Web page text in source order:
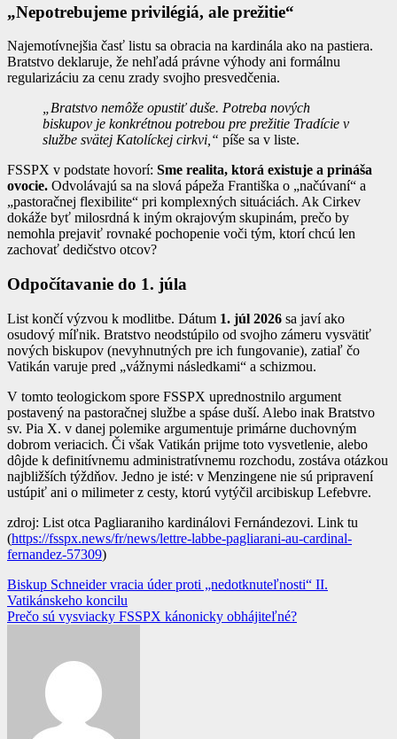
„Nepotrebujeme privilégiá, ale prežitie“
Najemotívnejšia časť listu sa obracia na kardinála ako na pastiera.
Bratstvo deklaruje, že nehľadá právne výhody ani formálnu
regularizáciu za cenu zrady svojho presvedčenia.
„Bratstvo nemôže opustiť duše. Potreba nových
biskupov je konkrétnou potrebou pre prežitie Tradície v
službe svätej Katolíckej cirkvi,“ píše sa v liste.
FSSPX v podstate hovorí: Sme realita, ktorá existuje a prináša
ovocie. Odvolávajú sa na slová pápeža Františka o „načúvaní“ a
„pastoračnej flexibilite“ pri komplexných situáciách. Ak Cirkev
dokáže byť milosrdná k iným okrajovým skupinám, prečo by
nemohla prejaviť rovnaké pochopenie voči tým, ktorí chcú len
zachovať dedičstvo otcov?
Odpočítavanie do 1. júla
List končí výzvou k modlitbe. Dátum 1. júl 2026 sa javí ako
osudový míľnik. Bratstvo neodstúpilo od svojho zámeru vysvätiť
nových biskupov (nevyhnutných pre ich fungovanie), zatiaľ čo
Vatikán varuje pred „vážnymi následkami“ a schizmou.
V tomto teologickom spore FSSPX uprednostnilo argument
postavený na pastoračnej službe a spáse duší. Alebo inak Bratstvo
sv. Pia X. v danej polemike argumentuje primárne duchovným
dobrom veriacich. Či však Vatikán prijme toto vysvetlenie, alebo
dôjde k definitívnemu administratívnemu rozchodu, zostáva otázkou
najbližších týždňov. Jedno je isté: v Menzingene nie sú pripravení
ustúpiť ani o milimeter z cesty, ktorú vytýčil arcibiskup Lefebvre.
zdroj: List otca Pagliaraniho kardinálovi Fernándezovi. Link tu
(https://fsspx.news/fr/news/lettre-labbe-pagliarani-au-cardinal-
fernandez-57309)
Navigácia
v
Biskup Schneider vracia úder proti „nedotknuteľnosti“ II.
Vatikánskeho koncilu
Prečo sú vysviacky FSSPX kánonicky obhájiteľné?